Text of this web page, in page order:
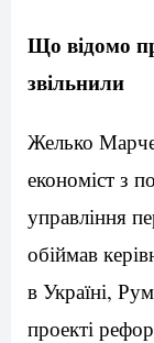
Що відомо
звільнили
Желько
економіст з
управління
обіймав
в Україні,
проекті